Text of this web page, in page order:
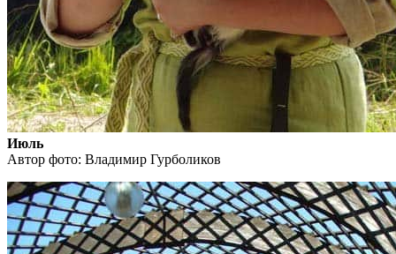
Июль
Автор фото: Владимир Гурболиков